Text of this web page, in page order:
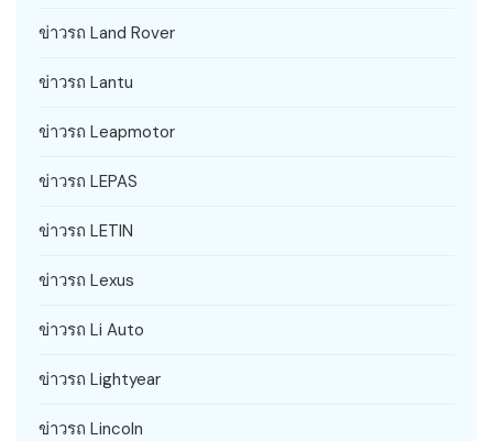
ข่าวรถ Land Rover
ข่าวรถ Lantu
ข่าวรถ Leapmotor
ข่าวรถ LEPAS
ข่าวรถ LETIN
ข่าวรถ Lexus
ข่าวรถ Li Auto
ข่าวรถ Lightyear
ข่าวรถ Lincoln